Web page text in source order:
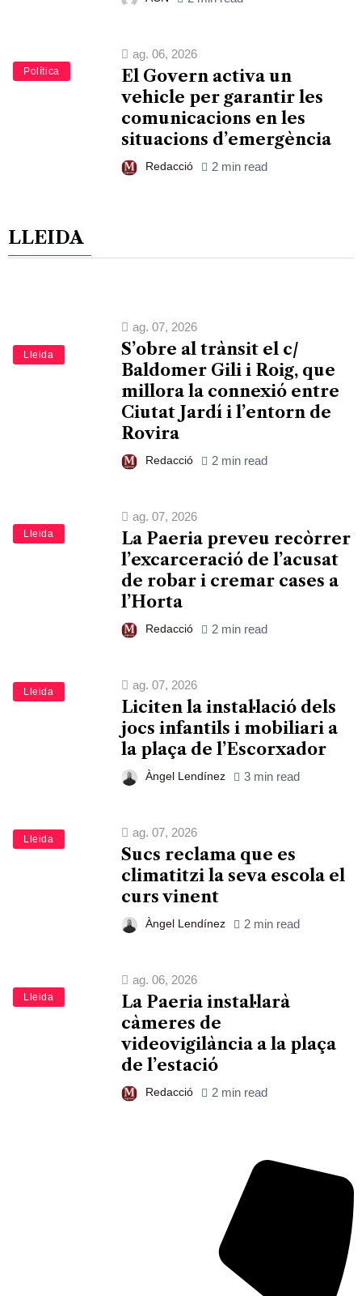
Política
ag. 06, 2026
El Govern activa un
vehicle per garantir les
comunicacions en les
situacions d’emergència
Redacció 2 min read
LLEIDA
Lleida
ag. 07, 2026
S’obre al trànsit el c/
Baldomer Gili i Roig, que
millora la connexió entre
Ciutat Jardí i l’entorn de
Rovira
Redacció 2 min read
Lleida
ag. 07, 2026
La Paeria preveu recòrrer
l’excarceració de l’acusat
de robar i cremar cases a
l’Horta
Redacció 2 min read
Lleida
ag. 07, 2026
Liciten la instal·lació dels
jocs infantils i mobiliari a
la plaça de l’Escorxador
Àngel Lendínez 3 min read
Lleida
ag. 07, 2026
Sucs reclama que es
climatitzi la seva escola el
curs vinent
Àngel Lendínez 2 min read
Lleida
ag. 06, 2026
La Paeria instal·larà
càmeres de
videovigilància a la plaça
de l’estació
Redacció 2 min read